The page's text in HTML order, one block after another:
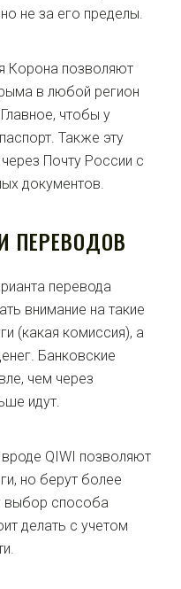
не за его пределы.
Корона позволяют
в любой регион
чтобы у
Также эту
Почту России с
документов.
ПЕРЕВОДОВ
перевода
внимание на такие
(какая комиссия), а
Банковские
чем через
идут.
QIWI позволяют
но берут более
выбор способа
делать с учетом